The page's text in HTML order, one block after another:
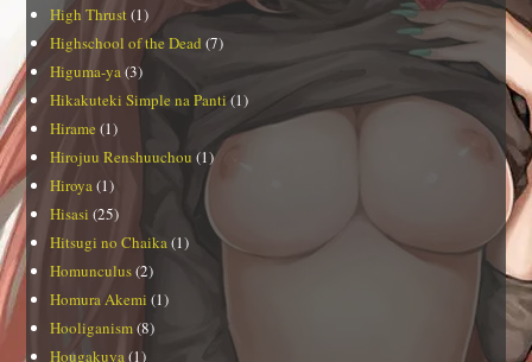
High Thrust(1)
Highschool of the Dead (7)
Higuma-ya(3)
Hikakuteki Simple na Panti(1)
Hirame (1)
Hirojuu Renshuuchou (1)
Hiroya(1)
Hisasi (25)
Hitsugi no Chaika(1)
Homunculus(2)
Homura Akemi (1)
Hooliganism(8)
Hougakuya(1)